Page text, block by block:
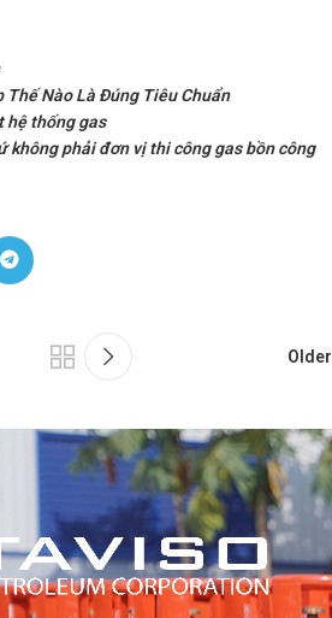
Thế Nào Là Đúng Tiêu Chuẩn
hệ thống gas
không phải đơn vị thi công gas bồn công
Older